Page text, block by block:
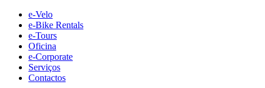
e-Velo
e-Bike Rentals
e-Tours
Oficina
e-Corporate
Serviços
Contactos